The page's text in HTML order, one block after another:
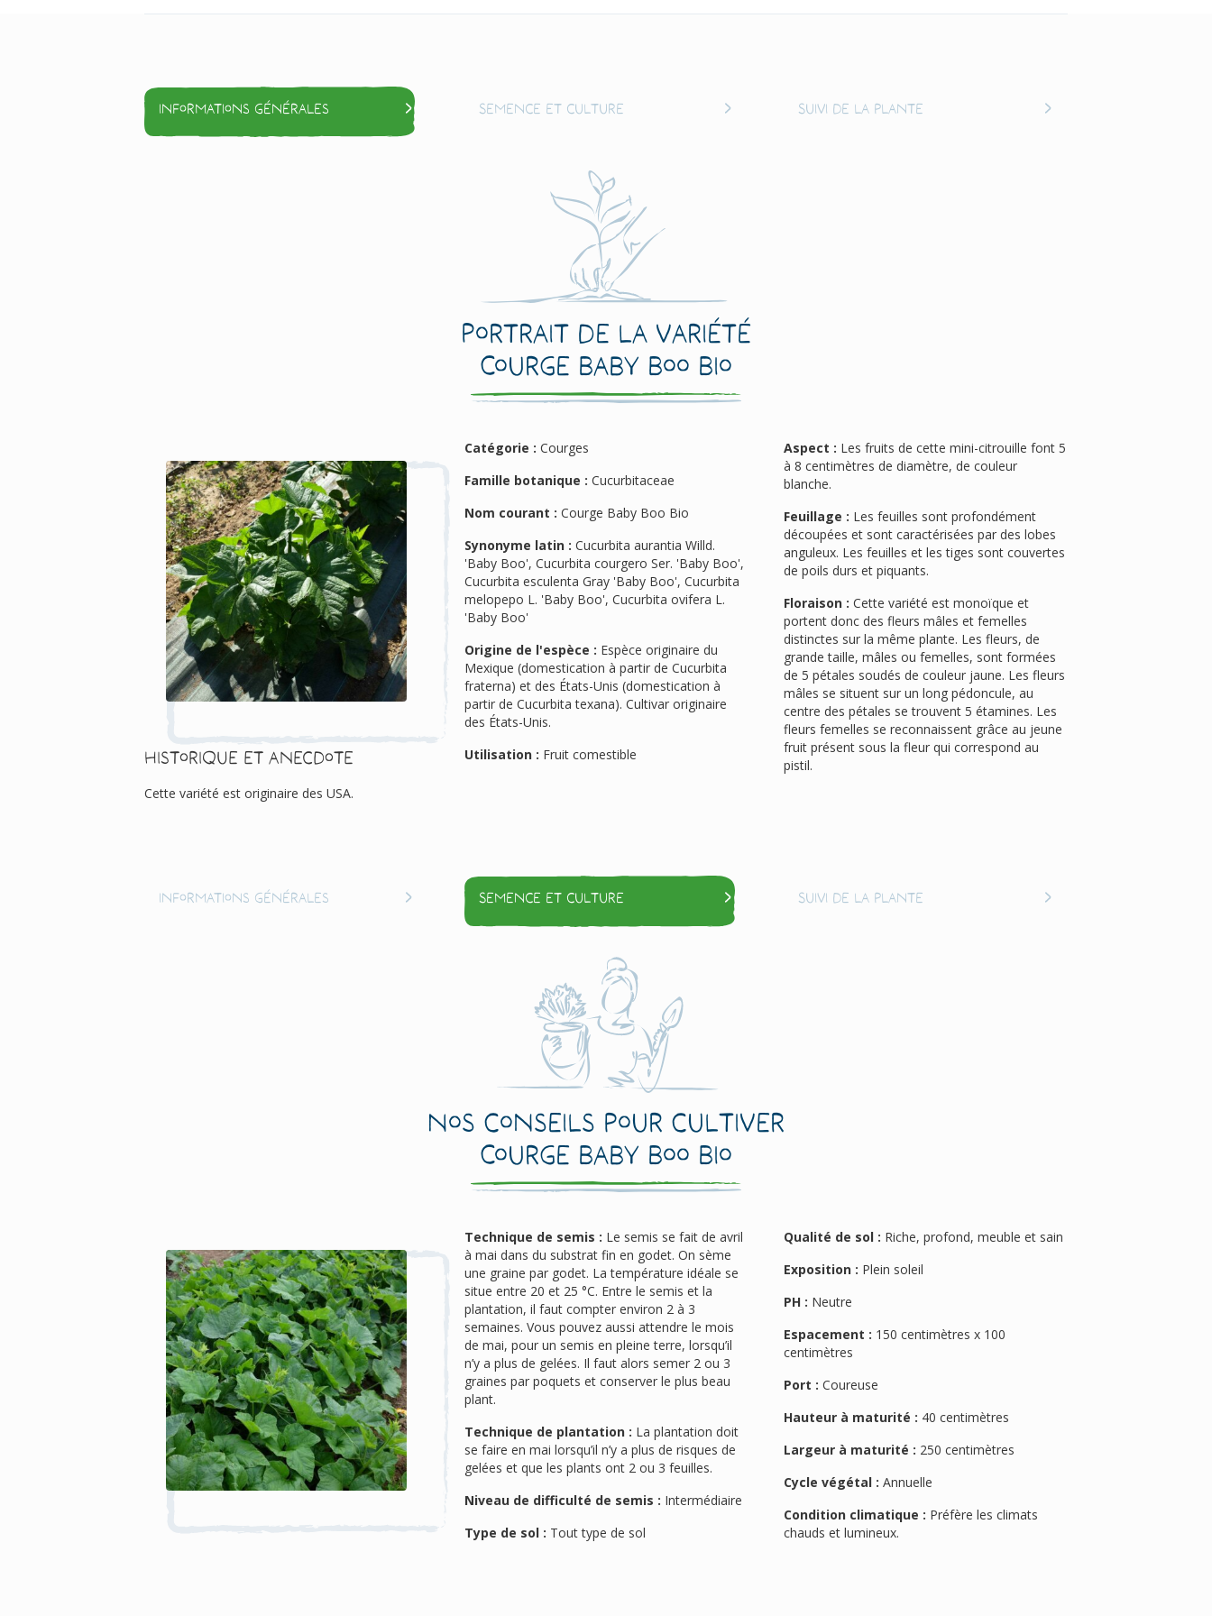
Informations générales Semence et culture Suivi de la plante
Portrait de la variété
Courge Baby Boo Bio
Historique et anecdote
Cette variété est originaire des USA.
Catégorie : Courges
Famille botanique : Cucurbitaceae
Nom courant : Courge Baby Boo Bio
Synonyme latin :
'Baby Boo', Cucurbita courgero Ser. 'Baby Boo',
Cucurbita esculenta Gray 'Baby Boo', Cucurbita
melopepo L. 'Baby Boo', Cucurbita ovifera L.
'Baby Boo'
Origine de l'espèce :
Mexique (domestication à partir de Cucurbita
fraterna) et des États-Unis (domestication à
partir de Cucurbita texana). Cultivar originaire
des États-Unis.
Utilisation : Fruit comestible
Aspect :
à 8 centimètres de diamètre, de couleur
blanche.
Feuillage :
découpées et sont caractérisées par des lobes
anguleux. Les feuilles et les tiges sont couvertes
de poils durs et piquants.
Floraison : Cette variété est monoïque et
portent donc des fleurs mâles et femelles
distinctes sur la même plante. Les fleurs, de
grande taille, mâles ou femelles, sont formées
de 5 pétales soudés de couleur jaune. Les fleurs
mâles se situent sur un long pédoncule, au
centre des pétales se trouvent 5 étamines. Les
fleurs femelles se reconnaissent grâce au jeune
fruit présent sous la fleur qui correspond au
pistil.
Informations générales Semence et culture Suivi de la plante
Nos conseils pour cultiver
Courge Baby Boo Bio
Technique de semis :
à mai dans du substrat fin en godet. On sème
une graine par godet. La température idéale se
situe entre 20 et 25 °C. Entre le semis et la
plantation, il faut compter environ 2 à 3
semaines. Vous pouvez aussi attendre le mois
de mai, pour un semis en pleine terre, lorsqu’il
n’y a plus de gelées. Il faut alors semer 2 ou 3
graines par poquets et conserver le plus beau
plant.
Technique de plantation :
se faire en mai lorsqu’il n’y a plus de risques de
gelées et que les plants ont 2 ou 3 feuilles.
Niveau de difficulté de semis : Intermédiaire
Type de sol : Tout type de sol
Qualité de sol : Riche, profond, meuble et sain
Exposition : Plein soleil
PH : Neutre
Espacement :
centimètres
Port : Coureuse
Hauteur à maturité : 40 centimètres
Largeur à maturité : 250 centimètres
Cycle végétal : Annuelle
Condition climatique :
chauds et lumineux.